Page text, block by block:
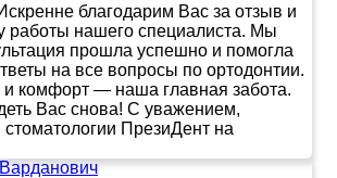
благодарим Вас за отзыв и
работы нашего специалиста. Мы
прошла успешно и помогла
на все вопросы по ортодонтии.
комфорт — наша главная забота.
Вас снова! С уважением,
ПрезиДент на